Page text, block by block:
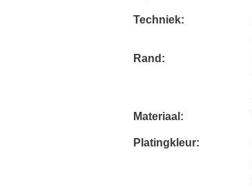
Techniek:
Rand:
Materiaal:
Platingkleur: